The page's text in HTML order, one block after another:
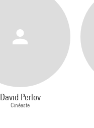
David Perlov
Cinéaste